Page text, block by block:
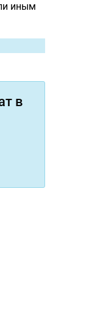
иным
в